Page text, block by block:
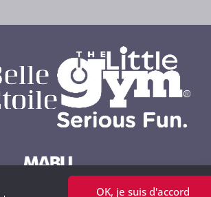
OK, je suis d'accord
by MABU Concepts S.A.